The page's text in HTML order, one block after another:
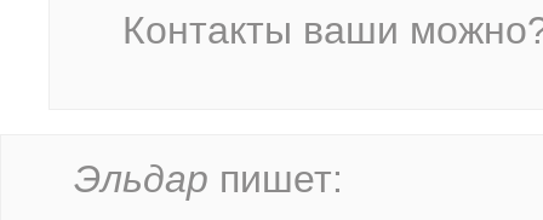
Контакты ваши
Эльдар пишет: